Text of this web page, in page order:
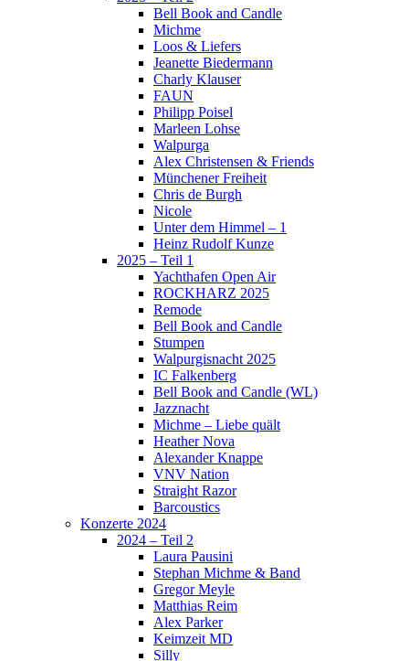
Bell Book and Candle
Michme
Loos & Liefers
Jeanette Biedermann
Charly Klauser
FAUN
Philipp Poisel
Marleen Lohse
Walpurga
Alex Christensen & Friends
Münchener Freiheit
Chris de Burgh
Nicole
Unter dem Himmel – 1
Heinz Rudolf Kunze
2025 – Teil 1
Yachthafen Open Air
ROCKHARZ 2025
Remode
Bell Book and Candle
Stumpen
Walpurgisnacht 2025
IC Falkenberg
Bell Book and Candle (WL)
Jazznacht
Michme – Liebe quält
Heather Nova
Alexander Knappe
VNV Nation
Straight Razor
Barcoustics
Konzerte 2024
2024 – Teil 2
Laura Pausini
Stephan Michme & Band
Gregor Meyle
Matthias Reim
Alex Parker
Keimzeit MD
Silly